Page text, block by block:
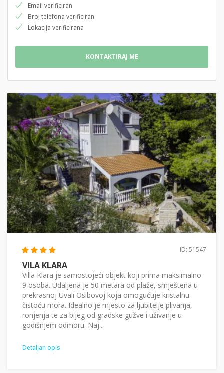
Email verificiran
Broj telefona verificiran
Lokacija verificirana
KONTAKTIRAJ ME
ID: 51547
VILA KLARA
Villa Klara je samostojeći objekt koji prima maksimalno
9 osoba. Udaljena je 50 metara od plaže, smještena u
prekrasnoj Uvali Osibovoj koja omogućuje kristalnu
čistoću mora. Idealno je mjesto za ljubitelje plivanja,
ronjenja te za bijeg od gradske gužve i uživanje u
godišnjem odmoru. Naj...
Detaljan opis